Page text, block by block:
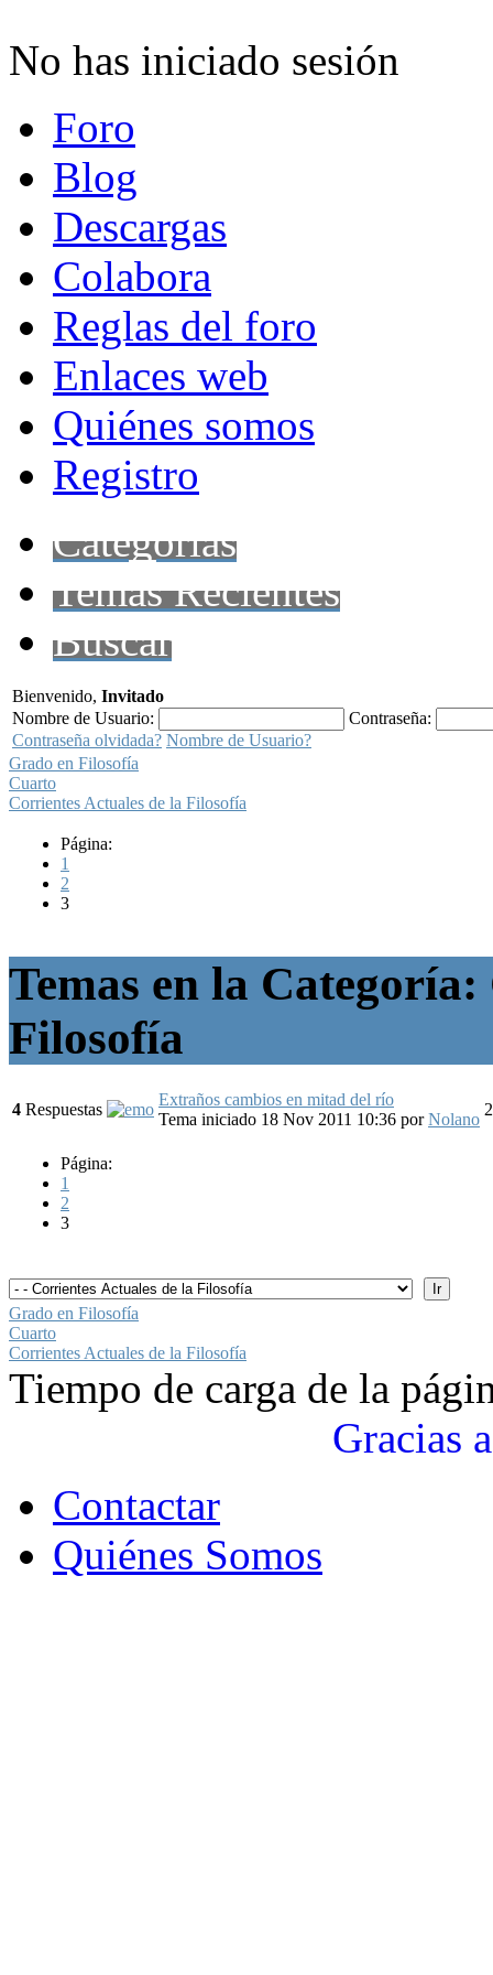
No has iniciado sesión
Foro
Blog
Descargas
Colabora
Reglas del foro
Enlaces web
Quiénes somos
Registro
Categorías
Temas Recientes
Buscar
Bienvenido, Invitado
Nombre de Usuario:
Contraseña:
Contraseña olvidada? Nombre de Usuario?
Grado en Filosofía
Cuarto
Corrientes Actuales de la Filosofía
Página:
1
2
3
Temas en la
Filosofía
4 Respuestas
Extraños cambios en mitad del río
Tema iniciado 18 Nov 2011 10:36 porNolano
Página:
1
2
3
Grado en Filosofía
Cuarto
Corrientes Actuales de la Filosofía
Tiempo de carga de la
Gracias a
Contactar
Quiénes Somos